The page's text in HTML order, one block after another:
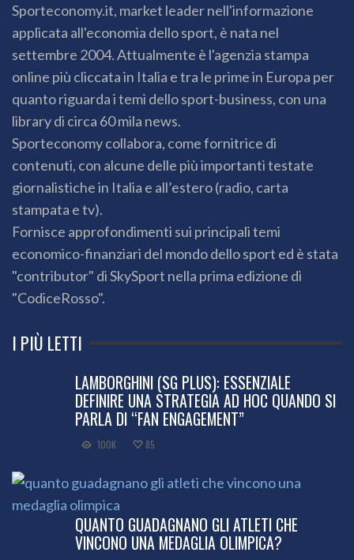
Sporteconomy.it, market leader nell'informazione
applicata all'economia dello sport, è nata nel
settembre 2004. Attualmente è l'agenzia stampa
online più cliccata in Italia e tra le prime in Europa per
quanto riguarda i temi dello sport-business, con una
library di circa 60 mila news.
Sporteconomy collabora, come fornitrice di
contenuti, con alcune delle più importanti testate
giornalistiche in Italia e all’estero (radio, carta
stampata e tv).
Fornisce approfondimenti sui principali temi
economico-finanziari del mondo dello sport ed è stata
"contributor" di SkySport nella prima edizione di
"CodiceRosso".
I PIÙ LETTI
LAMBORGHINI (SG PLUS): ESSENZIALE
DEFINIRE UNA STRATEGIA AD HOC QUANDO SI
PARLA DI “FAN ENGAGEMENT”
100K 85
QUANTO GUADAGNANO GLI ATLETI CHE
VINCONO UNA MEDAGLIA OLIMPICA?